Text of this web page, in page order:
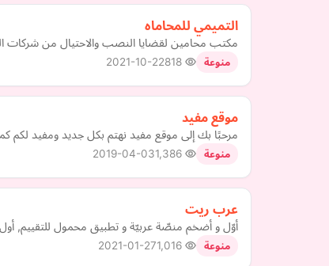
التميمي للمحاماه
مكتب محامين لقضايا النصب والاحتيال من شركات
منوعة 2021-10-22
موقع مفيد
مرحبًا بك إلى موقع مفيد نهتم بكل جديد ومفيد لكم
منوعة 2019-04-03
عرب ريت
أوّل و أضخم منصّة عربيّة و تطبيق محمول للتقييم,
منوعة 2021-01-27